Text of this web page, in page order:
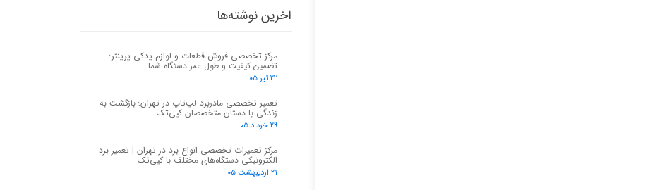
اخرین نوشته‌ها
مرکز تخصصی فروش قطعات و لوازم یدکی پرینتر؛
تضمین کیفیت و طول عمر دستگاه شما
۲۲ تیر ۰۵
تعمیر تخصصی مادربرد لپ‌تاپ در تهران؛ بازگشت به
زندگی با دستان متخصصان کپی‌تک
۲۹ خرداد ۰۵
مرکز تعمیرات تخصصی انواع برد در تهران | تعمیر برد
الکترونیکی دستگاه‌های مختلف با کپی‌تک
۲۱ اردیبهشت ۰۵